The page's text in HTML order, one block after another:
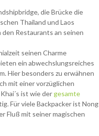
die Brücke die
Thailand und Laos
Restaurants an seinen
seinen Charme
ein abwechslungsreiches
Hier besonders zu erwähnen
mit einer vorzüglichen
ist wie der gesamte
Für viele Backpacker ist Nong
Fluß mit seiner magischen